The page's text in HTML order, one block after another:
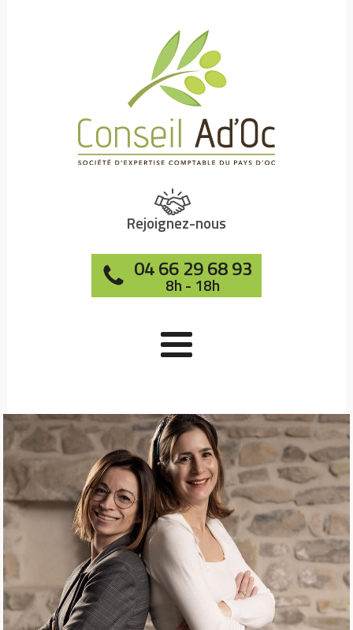
Rejoignez-nous
04 66 29 68 93
8h - 18h